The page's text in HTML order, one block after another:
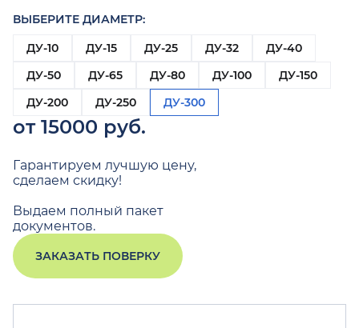
ВЫБЕРИТЕ ДИАМЕТР:
ДУ-10
ДУ-15 ДУ-25 ДУ-32
ДУ-40
ДУ-50
ДУ-65 ДУ-80 ДУ-100
ДУ-150
ДУ-200
ДУ-250 ДУ-300
от 15000 руб.
Гарантируем лучшую цену,
сделаем скидку!
Выдаем полный пакет
документов.
ЗАКАЗАТЬ ПОВЕРКУ